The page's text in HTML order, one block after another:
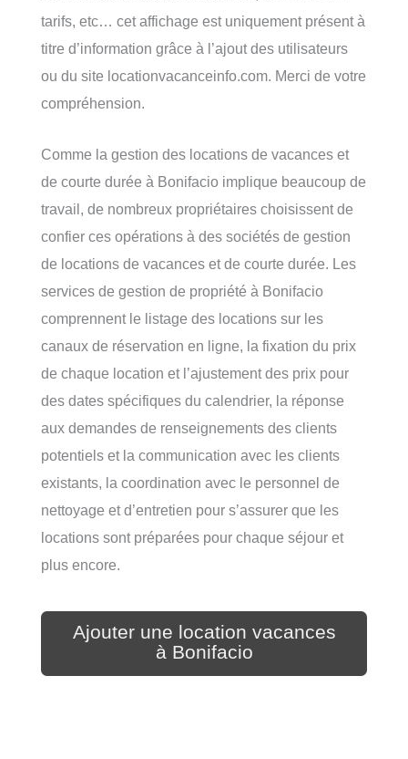
tarifs, etc… cet affichage est uniquement présent à
titre d’information grâce à l’ajout des utilisateurs
ou du site locationvacanceinfo.com. Merci de votre
compréhension.
Comme la gestion des locations de vacances et
de courte durée à Bonifacio implique beaucoup de
travail, de nombreux propriétaires choisissent de
confier ces opérations à des sociétés de gestion
de locations de vacances et de courte durée. Les
services de gestion de propriété à Bonifacio
comprennent le listage des locations sur les
canaux de réservation en ligne, la fixation du prix
de chaque location et l’ajustement des prix pour
des dates spécifiques du calendrier, la réponse
aux demandes de renseignements des clients
potentiels et la communication avec les clients
existants, la coordination avec le personnel de
nettoyage et d’entretien pour s’assurer que les
locations sont préparées pour chaque séjour et
plus encore.
Ajouter une location vacances
à Bonifacio